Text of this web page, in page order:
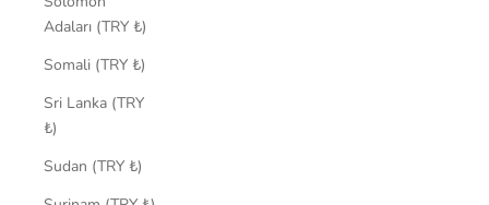
Adaları (TRY ₺)
Somali (TRY ₺)
Sri Lanka (TRY
₺)
Sudan (TRY ₺)